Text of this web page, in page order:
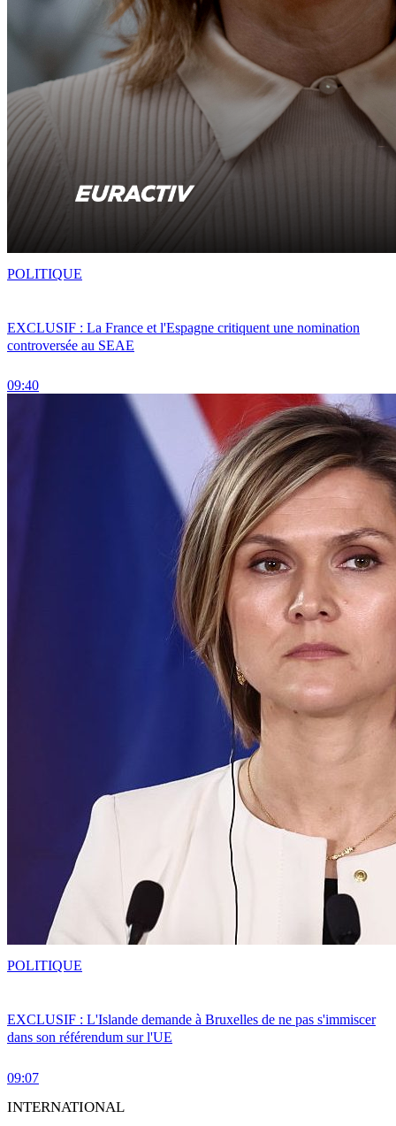
EXCLUSIF : La France et l'Espagne critiquent une nomination
controversée au SEAE
09:40
POLITIQUE
EXCLUSIF : L'Islande demande à Bruxelles de ne pas s'immiscer
dans son référendum sur l'UE
09:07
POLITIQUE
INTERNATIONAL